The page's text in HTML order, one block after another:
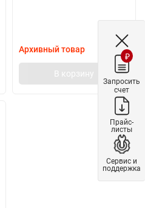
Архивный товар
В корзину
₽
Запросить
счет
Прайс-
листы
Сервис и
поддержка